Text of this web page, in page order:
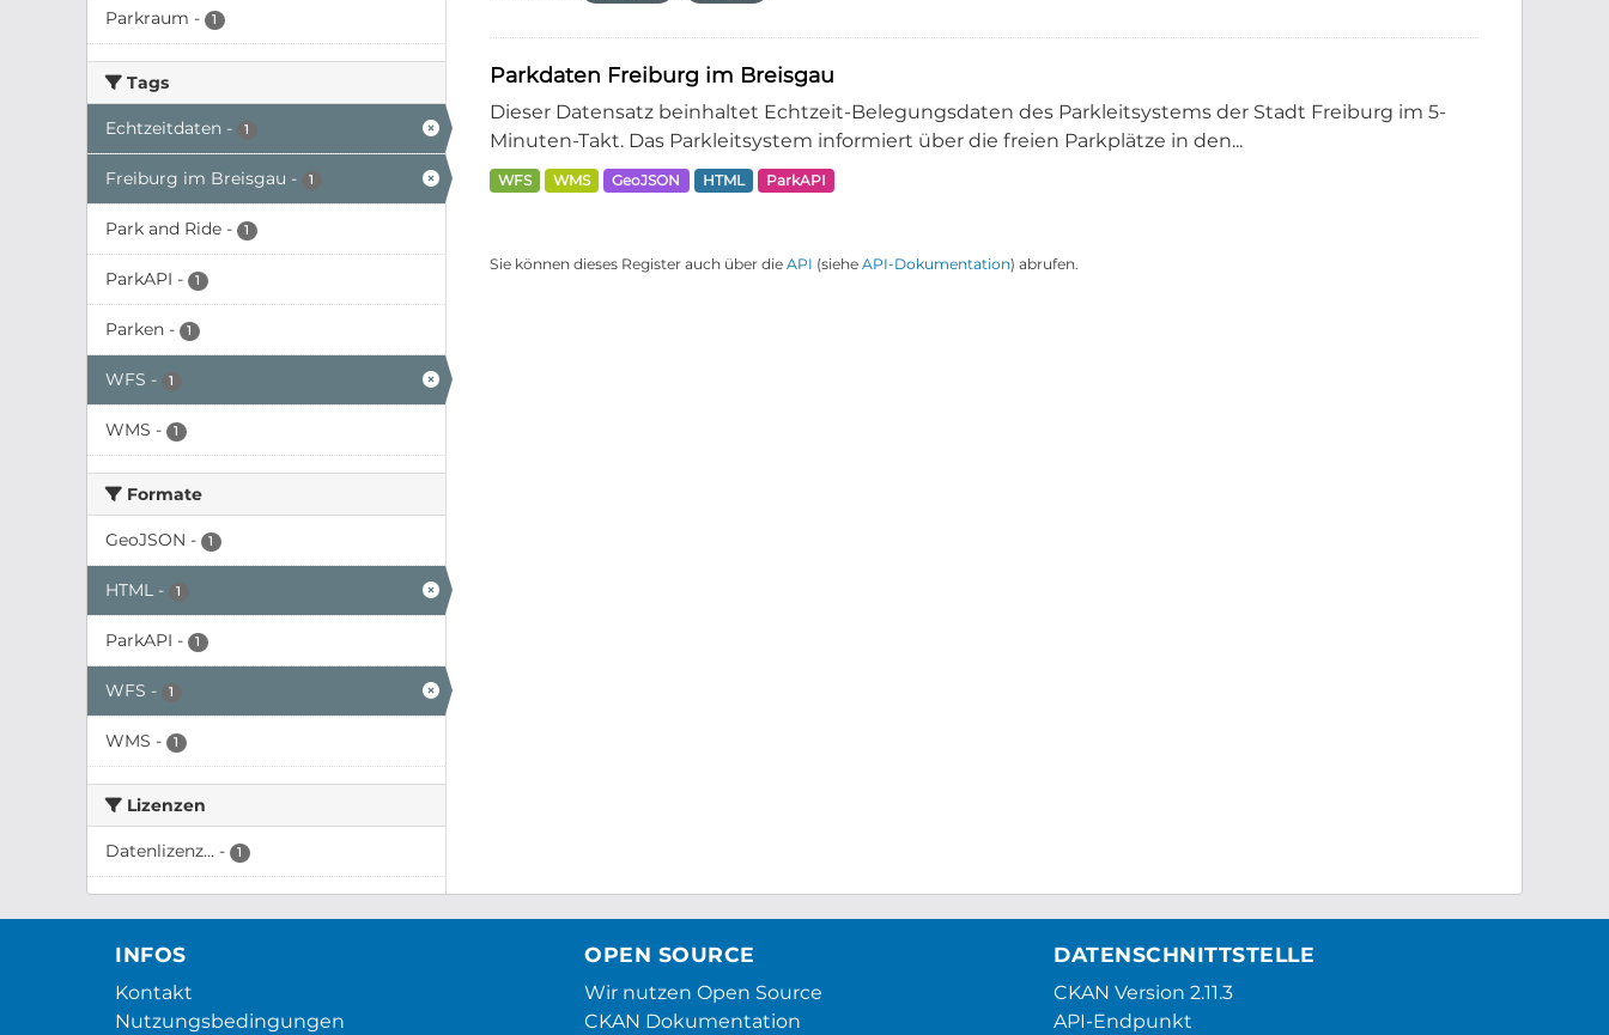
Parkraum - 1
Tags
Echtzeitdaten - 1
Freiburg im Breisgau - 1
Park and Ride - 1
ParkAPI - 1
Parken - 1
WFS - 1
WMS - 1
Formate
GeoJSON - 1
HTML - 1
ParkAPI - 1
WFS - 1
WMS - 1
Lizenzen
Datenlizenz... - 1
Parkdaten Freiburg im Breisgau
Dieser Datensatz beinhaltet Echtzeit-Belegungsdaten des Parkleitsystems der Stadt Freiburg im 5-
Minuten-Takt. Das Parkleitsystem informiert über die freien Parkplätze in den...
WFS WMS GeoJSON HTML ParkAPI
Sie können dieses Register auch über die API (siehe API-Dokumentation) abrufen.
INFOS
Kontakt
Nutzungsbedingungen
OPEN SOURCE
Wir nutzen Open Source
CKAN Dokumentation
DATENSCHNITTSTELLE
CKAN Version 2.11.3
API-Endpunkt